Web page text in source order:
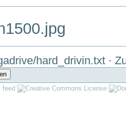
hard_drivin.txt ·